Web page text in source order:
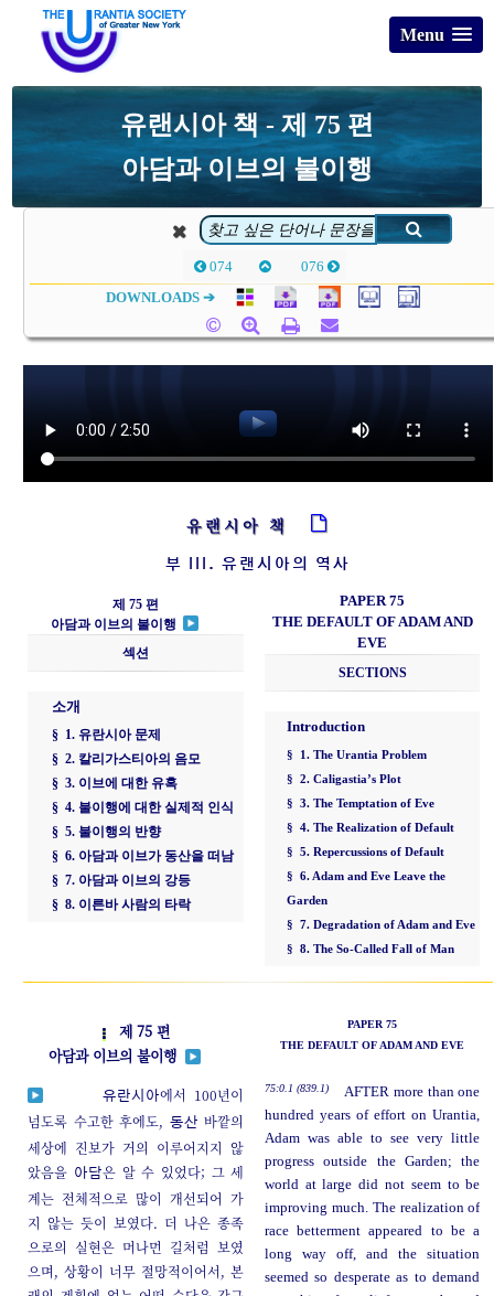
Menu
유랜시아 책 - 제 75 편
아담과 이브의 불이행
074 076
DOWNLOADS ➔
유랜시아 책
부 III. 유랜시아의 역사
제 75 편
아담과 이브의 불이행
섹션
소개
§ 1. 유란시아 문제
§ 2. 칼리가스티아의 음모
§ 3. 이브에 대한 유혹
§ 4. 불이행에 대한 실제적 인식
§ 5. 불이행의 반향
§ 6. 아담과 이브가 동산을 떠남
§ 7. 아담과 이브의 강등
§ 8. 이른바 사람의 타락
PAPER 75
THE DEFAULT OF ADAM AND
EVE
SECTIONS
Introduction
§ 1. The Urantia Problem
§ 2. Caligastia’s Plot
§ 3. The Temptation of Eve
§ 4. The Realization of Default
§ 5. Repercussions of Default
§ 6. Adam and Eve Leave the
Garden
§ 7. Degradation of Adam and Eve
§ 8. The So-Called Fall of Man
제 75 편
아담과 이브의 불이행
PAPER 75
THE DEFAULT OF ADAM AND EVE
유란시아에서 100년이
넘도록 수고한 후에도, 동산 바깥의
세상에 진보가 거의 이루어지지 않
았음을 아담은 알 수 있었다; 그 세
계는 전체적으로 많이 개선되어 가
지 않는 듯이 보였다. 더 나은 종족
으로의 실현은 머나먼 길처럼 보였
으며, 상황이 너무 절망적이어서, 본
75:0.1 (839.1)
AFTER more than one
hundred years of effort on Urantia,
Adam was able to see very little
progress outside the Garden; the
world at large did not seem to be
improving much. The realization of
race betterment appeared to be a
long way off, and the situation
seemed so desperate as to demand